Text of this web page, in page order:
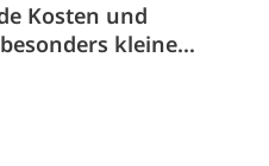
Kosten und
kleine